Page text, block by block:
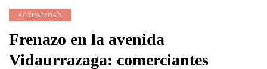
ACTUALIDAD
Frenazo en la avenida
Vidaurrazaga: comerciantes